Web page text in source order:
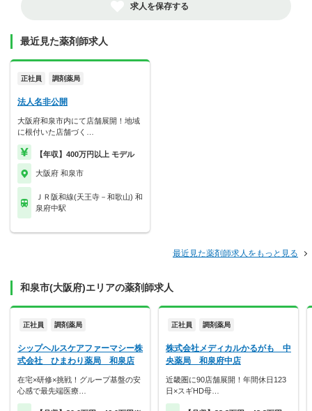
求人を保存する
最近見た薬剤師求人
正社員 調剤薬局
法人名非公開
大阪府和泉市内にて店舗展開！地域
に根付いた店舗づく…
【年収】400万円以上 モデル
大阪府 和泉市
ＪＲ阪和線(天王寺－和歌山) 和
泉府中駅
最近見た薬剤師求人をもっと見る
和泉市(大阪府)エリアの薬剤師求人
正社員 調剤薬局
シップヘルスケアファーマシー株
式会社 ひまわり薬局 和泉店
在宅×研修×挑戦！グループ基盤の安
心感で最先端医療…
正社員 調剤薬局
株式会社メディカルかるがも 中
央薬局 和泉府中店
近畿圏に90店舗展開！年間休日123
日×スギHD母…